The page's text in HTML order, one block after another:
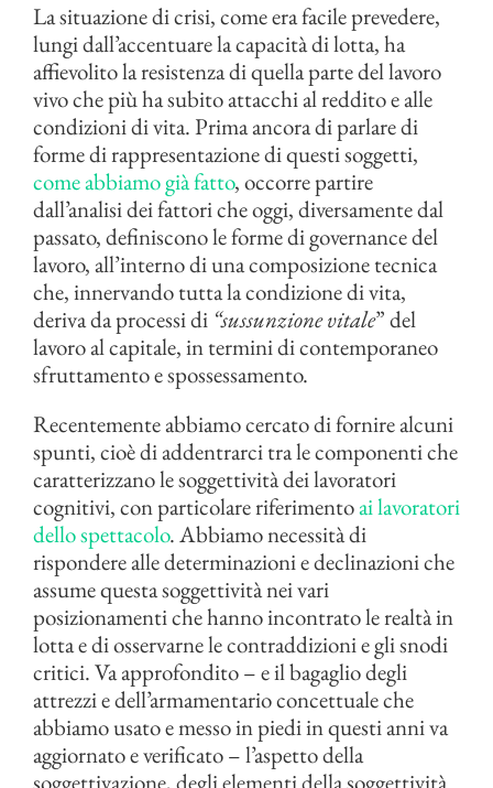
La situazione di crisi, come era facile prevedere,
lungi dall’accentuare la capacità di lotta, ha
affievolito la resistenza di quella parte del lavoro
vivo che più ha subito attacchi al reddito e alle
condizioni di vita. Prima ancora di parlare di
forme di rappresentazione di questi soggetti,
come abbiamo già fatto, occorre partire
dall’analisi dei fattori che oggi, diversamente dal
passato, definiscono le forme di governance del
lavoro, all’interno di una composizione tecnica
che, innervando tutta la condizione di vita,
deriva da processi di “sussunzione vitale” del
lavoro al capitale, in termini di contemporaneo
sfruttamento e spossessamento.
Recentemente abbiamo cercato di fornire alcuni
spunti, cioè di addentrarci tra le componenti che
caratterizzano le soggettività dei lavoratori
cognitivi, con particolare riferimentoai lavoratori
dello spettacolo. Abbiamo necessità di
rispondere alle determinazioni e declinazioni che
assume questa soggettività nei vari
posizionamenti che hanno incontrato le realtà in
lotta e di osservarne le contraddizioni e gli snodi
critici. Va approfondito – e il bagaglio degli
attrezzi e dell’armamentario concettuale che
abbiamo usato e messo in piedi in questi anni va
aggiornato e verificato – l’aspetto della
soggettivazione, degli elementi della soggettività